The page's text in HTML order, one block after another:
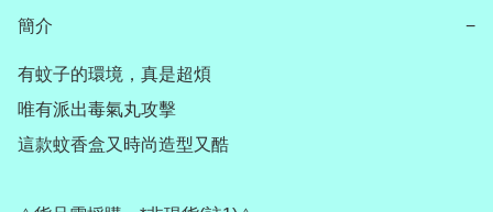
簡介 −
有蚊子的環境，真是超煩
唯有派出毒氣丸攻擊
這款蚊香盒又時尚造型又酷